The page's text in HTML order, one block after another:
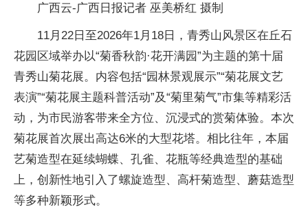
广西云-广西日报记者 巫美桥红 摄制
11月22日至2026年1月18日，青秀山风景区在丘石
花园区域举办以“菊香秋韵·花开满园”为主题的第十届
青秀山菊花展。内容包括“园林景观展示”“菊花展文艺
表演”“菊花展主题科普活动”及“菊里菊气”市集等精彩活
动，为市民游客带来全方位、沉浸式的赏菊体验。本次
菊花展首次展出高达6米的大型花塔。相比往年，本届
艺菊造型在延续蝴蝶、孔雀、花瓶等经典造型的基础
上，创新性地引入了螺旋造型、高杆菊造型、蘑菇造型
等多种新颖形式。